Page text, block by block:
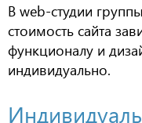
В web-студии
стоимость сайта
функционалу и
индивидуально.